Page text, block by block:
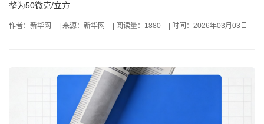
整为50微克/立方...
作者：新华网 来源：新华网 阅读量：1880 时间：2026年03月03日